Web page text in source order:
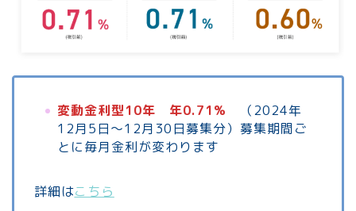
変動金利型10年 年0.71% （2024年
12月5日～12月30日募集分）募集期間ご
とに毎月金利が変わります
詳細はこちら